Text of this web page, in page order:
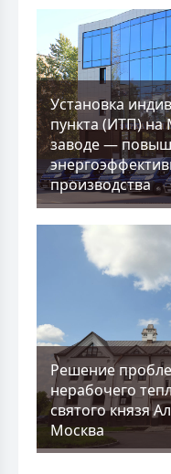
Установка
пункта (ИТП) на
заводе —
производства
Решение
нерабочего
святого князя
Москва